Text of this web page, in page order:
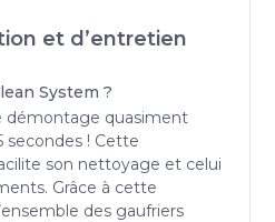
et d’entretien
System ?
démontage quasiment
secondes ! Cette
son nettoyage et celui
Grâce à cette
des gaufriers